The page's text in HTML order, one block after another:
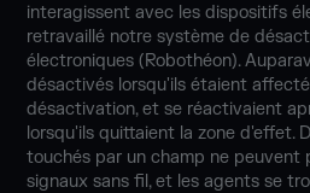
interagissent avec les dispositifs
retravaillé notre système de
électroniques (Robothéon).
désactivés lorsqu'ils étaient
désactivation, et se réactivaient
lorsqu'ils quittaient la zone d'effet.
touchés par un champ ne peuvent
signaux sans fil, et les agents se